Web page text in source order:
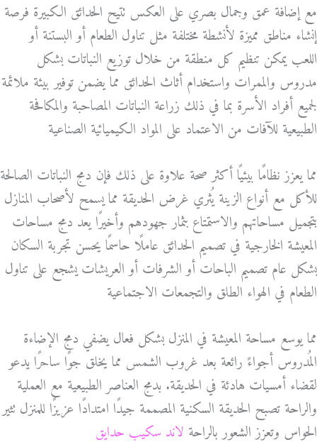
مع إضافة عمق وجمال بصري على العكس تتيح الحدائق الكبيرة فرصة
إنشاء مناطق مميزة لأنشطة مختلفة مثل تناول الطعام أو البستنة أو
اللعب يمكن تنظيم كل منطقة من خلال توزيع النباتات بشكل
مدروس والممرات واستخدام أثاث الحدائق مما يضمن توفير بيئة ملائمة
لجميع أفراد الأسرة بما في ذلك زراعة النباتات المصاحبة والمكافحة
الطبيعية للآفات من الاعتماد على المواد الكيميائية الصناعية
مما يعزز نظامًا بيئيًا أكثر صحة علاوة على ذلك فإن دمج النباتات الصالحة
للأكل مع أنواع الزينة يُثري غرض الحديقة مما يسمح لأصحاب المنازل
بتجميل مساحاتهم والاستمتاع بثمار جهودهم وأخيرًا يعد دمج مساحات
المعيشة الخارجية في تصميم الحدائق عاملًا حاسمًا يحسن تجربة السكان
بشكل عام تصميم الباحات أو الشرفات أو العريشات يشجع على تناول
الطعام في الهواء الطلق والتجمعات الاجتماعية
مما يوسع مساحة المعيشة في المنزل بشكل فعال يضفي دمج الإضاءة
المُدروس أجواءً رائعة بعد غروب الشمس مما يخلق جوًا ساحرًا يدعو
لقضاء أمسيات هادئة في الحديقة. بدمج العناصر الطبيعية مع العملية
والراحة تصبح الحديقة السكنية المصممة جيدًا امتدادًا عزيزًا للمنزل تثير
الحواس وتعزز الشعور بالراحة لاند سكيب حدايق